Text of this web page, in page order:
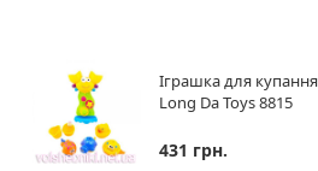
Іграшка для
Long Da Toys 8815
431 грн.